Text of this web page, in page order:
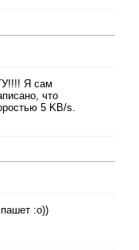
Я сам
что
5 KB/s.
:о))